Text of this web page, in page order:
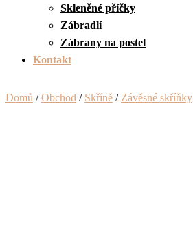
Skleněné příčky
Zábradlí
Zábrany na postel
Kontakt
Domů /Obchod / Skříně / Závěsné skříňky